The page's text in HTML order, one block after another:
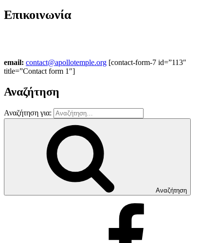
Επικοινωνία
email: contact@apollotemple.org [contact-form-7 id=”113″
title=”Contact form 1″]
Αναζήτηση
Αναζήτηση για:
Αναζήτηση